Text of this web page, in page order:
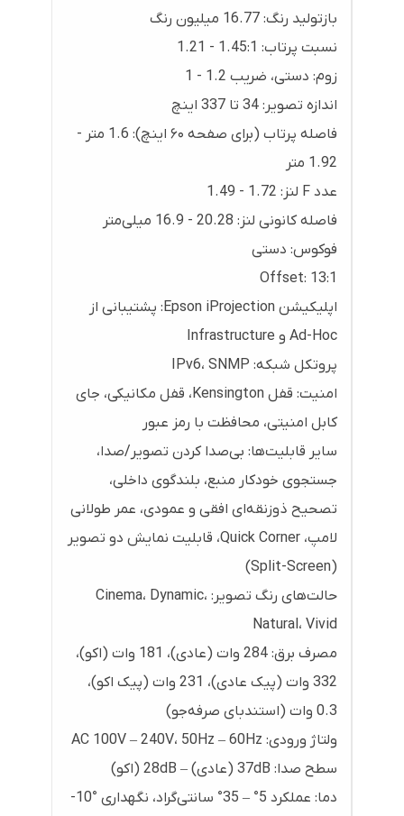
بازتولید رنگ: ‎16.77 میلیون رنگ
نسبت پرتاب: ‎1.21 - 1.45:1
زوم: دستی، ضریب ‎1 - 1.2
اندازه تصویر: ‎34 تا ‎337 اینچ
فاصله پرتاب (برای صفحه ۶۰ اینچ): ‎1.6 متر -
‎1.92 متر
عدد F لنز: ‎1.49 - 1.72
فاصله کانونی لنز: ‎16.9 - ‎20.28 میلی‌متر
فوکوس: دستی
Offset: ‎13:1
اپلیکیشن Epson iProjection: پشتیبانی از
Ad-Hoc و Infrastructure
پروتکل شبکه: IPv6، SNMP
امنیت: قفل Kensington، قفل مکانیکی، جای
کابل امنیتی، محافظت با رمز عبور
سایر قابلیت‌ها: بی‌صدا کردن تصویر/صدا،
جستجوی خودکار منبع، بلندگوی داخلی،
تصحیح ذوزنقه‌ای افقی و عمودی، عمر طولانی
لامپ، Quick Corner، قابلیت نمایش دو تصویر
(Split-Screen)
حالت‌های رنگ تصویر: Cinema، Dynamic،
Natural، Vivid
مصرف برق: 284 وات (عادی)، ‎181 وات (اکو)،
‎332 وات (پیک عادی)، ‎231 وات (پیک اکو)،
‎0.3 وات (استندبای صرفه‌جو)
ولتاژ ورودی: AC ‎100V – 240V، ‎50Hz – 60Hz
سطح صدا: ‎37dB (عادی) – ‎28dB (اکو)
دما: عملکرد 5° – 35° سانتی‌گراد، نگهداری ‎-10°